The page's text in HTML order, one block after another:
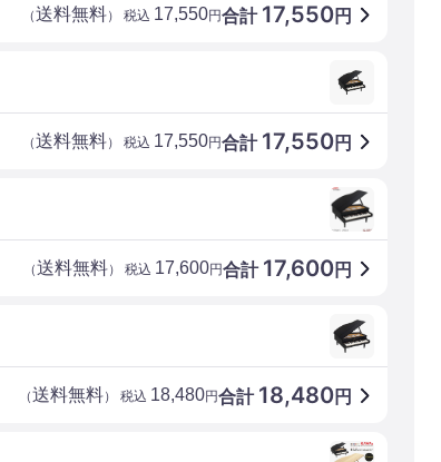
合計 17,550円
（送料無料） 税込 17,550円
合計 17,550円
（送料無料） 税込 17,550円
合計 17,600円
（送料無料） 税込 17,600円
合計 18,480円
（送料無料） 税込 18,480円